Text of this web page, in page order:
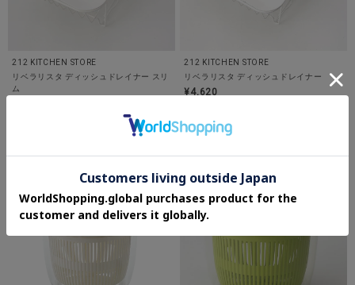
212 KITCHEN STORE
リベラリスタ ディッシュドレイナー スリ
ム
212 KITCHEN STORE
リベラリスタ ディッシュドレイナー
¥4,620